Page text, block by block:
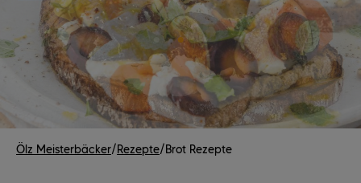
Ölz Meisterbäcker/Rezepte/Brot Rezepte